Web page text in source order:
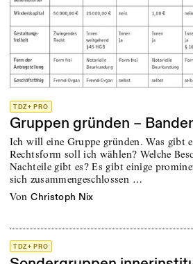
TDZ+ PRO
Gruppen gründen –
Ich will eine Gruppe gründen. Was gibt
Rechtsform soll ich wählen? Welche
Nachteile gibt es? Es gibt einige
sich zusammengeschlossen …
von Christoph Nix
TDZ+ PRO